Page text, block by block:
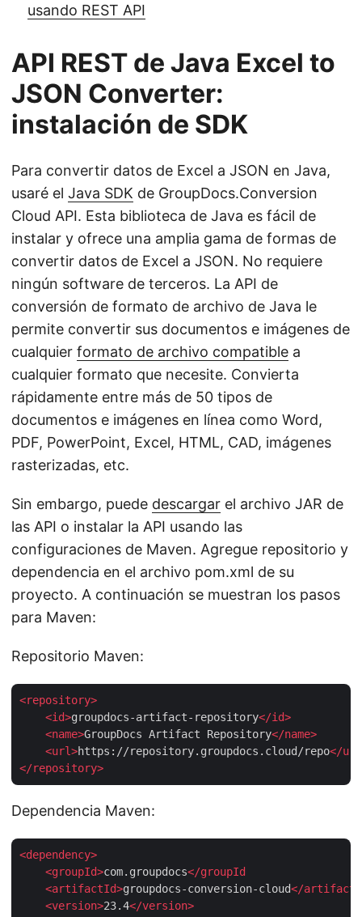
usando REST API
API REST de Java Excel to
JSON Converter:
instalación de SDK
Para convertir datos de Excel a JSON en Java,
usaré el Java SDK de GroupDocs.Conversion
Cloud API. Esta biblioteca de Java es fácil de
instalar y ofrece una amplia gama de formas de
convertir datos de Excel a JSON. No requiere
ningún software de terceros. La API de
conversión de formato de archivo de Java le
permite convertir sus documentos e imágenes de
cualquier formato de archivo compatible a
cualquier formato que necesite. Convierta
rápidamente entre más de 50 tipos de
documentos e imágenes en línea como Word,
PDF, PowerPoint, Excel, HTML, CAD, imágenes
rasterizadas, etc.
Sin embargo, puede descargar el archivo JAR de
las API o instalar la API usando las
configuraciones de Maven. Agregue repositorio y
dependencia en el archivo pom.xml de su
proyecto. A continuación se muestran los pasos
para Maven:
Repositorio Maven:
<repository>
<id>groupdocs-artifact-repository</id>
<name>GroupDocs Artifact Repository</name>
<url>https://repository.groupdocs.cloud/repo</url
</repository>
Dependencia Maven:
<dependency>
<groupId>com.groupdocs</groupId
    <
artifactId>groupdocs-conversion-cloud</
<version>23.4</version>